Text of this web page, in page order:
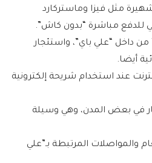
مثل فيزا وماستركارد
للدفع مباشرة “بدون كاش”.
داخل “علي باي”، واستئجار
أيضا.
عند استخدام شريحة إلكترونية
في بعض المدن، وهي وسيلة
والمواصلات المرتبطة بـ”علي